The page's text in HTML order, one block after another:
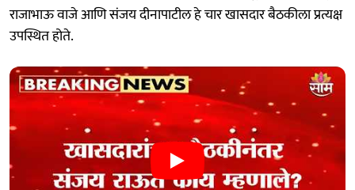
राजाभाऊ वाजे आणि संजय दीनापाटील हे चार खासदार बैठकीला प्रत्यक्ष
उपस्थित होते.